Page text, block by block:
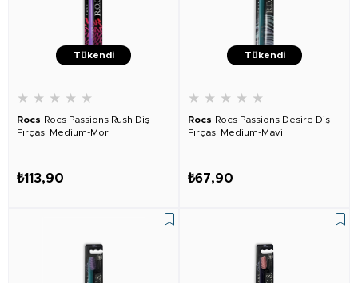
Tükendi
★ ★ ★ ★ ★
Rocs Rocs Passions Rush Diş
Fırçası Medium-Mor
₺113,90
Tükendi
★ ★ ★ ★ ★
Rocs Rocs Passions Desire Diş
Fırçası Medium-Mavi
₺67,90